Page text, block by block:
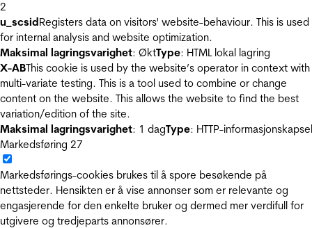
2
u_scsidRegisters data on visitors' website-behaviour. This is used
for internal analysis and website optimization.
Maksimal lagringsvarighet: ØktType: HTML lokal lagring
X-ABThis cookie is used by the website’s operator in context with
multi-variate testing. This is a tool used to combine or change
content on the website. This allows the website to find the best
variation/edition of the site.
Maksimal lagringsvarighet: 1 dagType: HTTP-informasjonskapsel
Markedsføring 27
Markedsførings-cookies brukes til å spore besøkende på
nettsteder. Hensikten er å vise annonser som er relevante og
engasjerende for den enkelte bruker og dermed mer verdifull for
utgivere og tredjeparts annonsører.